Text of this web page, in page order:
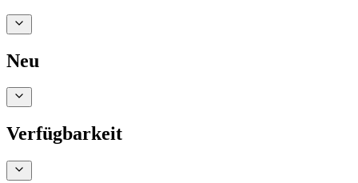
Neu
Verfügbarkeit